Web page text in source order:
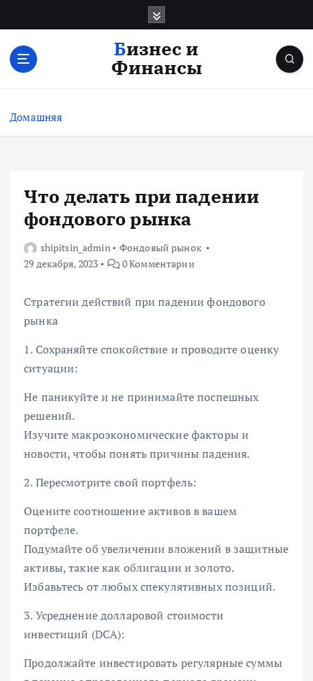
с
Бизнес и
Финансы
Домашняя
Что делать при падении
фондового рынка
shipitsin_admin
Фондовый рынок
29 декабря, 2023
0 Комментарии
Стратегии действий при падении фондового
рынка
1. Сохраняйте спокойствие и проводите оценку
ситуации:
Не паникуйте и не принимайте поспешных
решений.
Изучите макроэкономические факторы и
новости, чтобы понять причины падения.
2. Пересмотрите свой портфель:
Оцените соотношение активов в вашем
портфеле.
Подумайте об увеличении вложений в защитные
активы, такие как облигации и золото.
Избавьтесь от любых спекулятивных позиций.
3. Усреднение долларовой стоимости
инвестиций (DCA):
Продолжайте инвестировать регулярные суммы